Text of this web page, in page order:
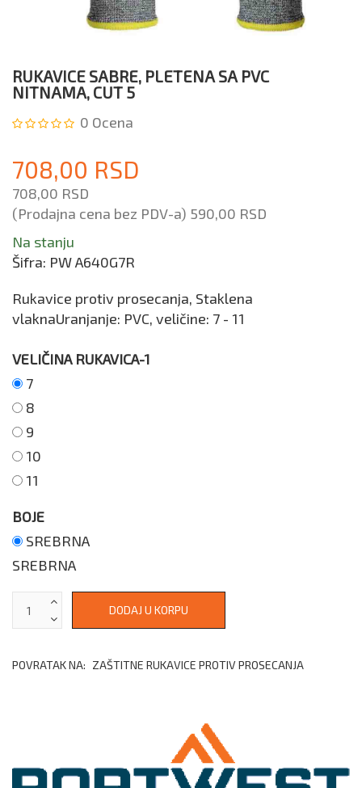
RUKAVICE SABRE, PLETENA SA PVC
NITNAMA, CUT 5
0 Ocena
708,00 RSD
708,00 RSD
(Prodajna cena bez PDV-a) 590,00 RSD
Na stanju
Šifra: PW A640G7R
Rukavice protiv prosecanja, Staklena
vlaknaUranjanje: PVC, veličine: 7 - 11
VELIČINA RUKAVICA-1
7
8
9
10
11
BOJE
SREBRNA
SREBRNA
POVRATAK NA: ZAŠTITNE RUKAVICE PROTIV PROSECANJA